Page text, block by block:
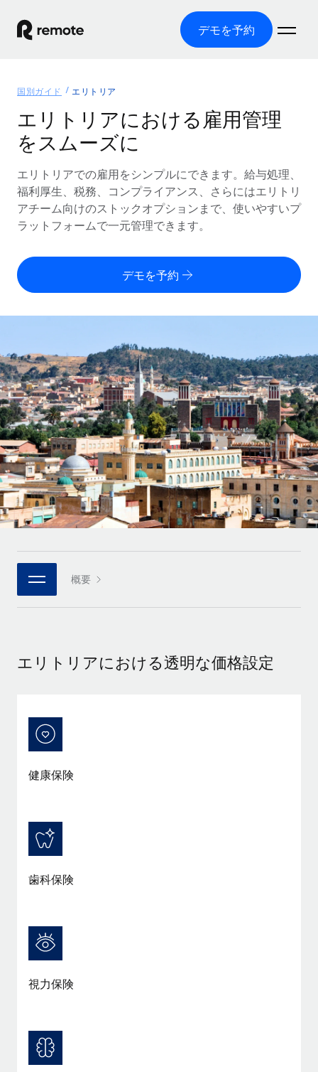
デモを予約
グローバル雇用
グローバル給与処理
コンプライアンス対応の給与処理を手軽に
Employer of Record（EOR）
グローバル展開をコストをかけずに実現
Contractor of Record
世界中の契約社員と法令を遵守して契約
PEO
複雑な雇用関連業務を外部委託
インフラ
Remote統合
人事機能をワークフローにシームレスに統合する
プラットフォーム
チームのための人事の基本機能を内蔵
接続 新しい
当社のMCPを使用して、あらゆるAIツールをRemoteに接続
統合
基本的なビジネスツールを活用して業務プロセスを効率化す
サービス
バックグラウンドチェック
候補者の選考プロセスをシンプルに
Compliance Watchtower
デバイス管理
ITデバイスを世界規模で提供・管理
法人設立
移住・転勤
従業員の異動をスムーズに
福利厚生
従業員の福利厚生を簡単に管理
ソリューション
各国の制度に対応
国別ガイド
/国別のグローバル雇用支援を検索する
Remoteを他社と比較
成長の段階
スタートアップ
成長中の企業向けのアジャイルなグローバルHR・給与処理ソ
リューション
ミッドマーケット
カスタマイズされた人事ソリューションでチームを拡大する
企業
大企業向けのグローバルHR
パートナーに登録
戦略的テクノロジーパートナー
グローバルな人事機能を柔軟に自社プラットフォームへ統合
Remote Build 近日リリース予定
活用事例
リソース
ツールと計算ツール
従業員コスト計算ツール
グローバルな契約社員向けに、通貨オプションと支払スピー
ドを確認する
REMOTEで学習
リサーチおよびガイド
活用事例
HR用語集
チェックリストおよびテンプレート
職務内容ライブラリ
ウェビナー
イベント
給与・人材情報
サポートを依頼する
すべてのリソースを表示する
グローバル給与処理
EORおよびPEO
契約社員管理
ブログを読む
ブログ
よびContractor Management Plus（契約社員管理
プラス）
価格
English
Français
Deutsch
Español
Italiano
Português (Portugal)
日本語
한국어
ログイン
国別ガイド エリトリア
エリトリアにおける雇用管理
をスムーズに
エリトリアでの雇用をシンプルにできます。給与処理、
福利厚生、税務、コンプライアンス、さらにはエリトリ
アチーム向けのストックオプションまで、使いやすいプ
ラットフォームで一元管理できます。
デモを予約
概要
エリトリアにおける透明な価格設定
健康保険
歯科保険
視力保険